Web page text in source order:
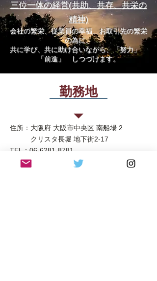
三位一体の経営(共助、共存、共栄の
精神)
会社の繁栄、従業員の幸福、お取引先の繁栄
の為に、
共に学び、共に助け合いながら、「努力」
「前進」 しつづけます。
勤務地
住所： 大阪府 大阪市中央区 南船場 2
クリスタ長堀 地下街2-17
TEL： 06-6281-8781
営業時間：11:00〜22:00（21:00LO）